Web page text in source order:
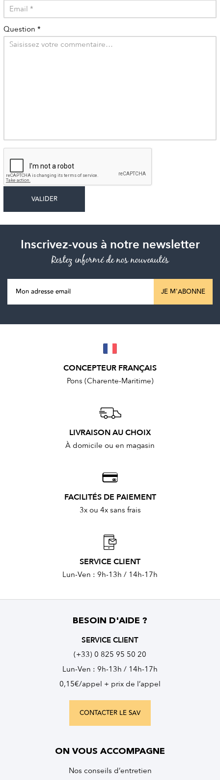
Question *
Inscrivez-vous à notre newsletter
Restez informé de nos nouveautés
JE M'ABONNE
CONCEPTEUR FRANÇAIS
Pons (Charente-Maritime)
LIVRAISON AU CHOIX
À domicile ou en magasin
FACILITÉS DE PAIEMENT
3x ou 4x sans frais
SERVICE CLIENT
Lun-Ven : 9h-13h / 14h-17h
BESOIN D'AIDE ?
SERVICE CLIENT
(+33) 0 825 95 50 20
Lun-Ven : 9h-13h / 14h-17h
0,15€/appel + prix de l’appel
CONTACTER LE SAV
ON VOUS ACCOMPAGNE
Nos conseils d’entretien